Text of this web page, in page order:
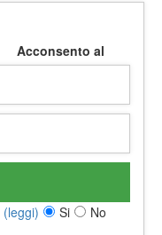
Acconsento al
(leggi) Si No